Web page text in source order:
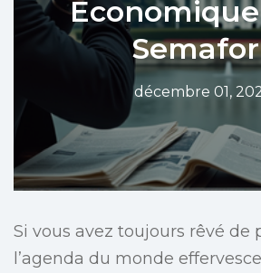
décembre 01,
Si vous avez toujours rêvé de
l’agenda du monde